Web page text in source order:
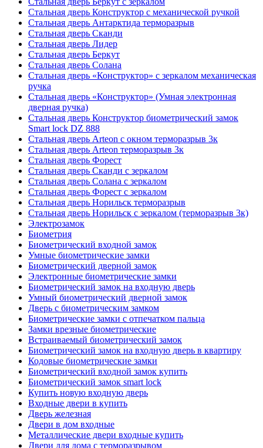
Стальная дверь Конструктор с механической ручкой
Стальная дверь Антарктида терморазрыв
Стальная дверь Сканди
Стальная дверь Лидер
Стальная дверь Беркут
Стальная дверь Солана
Стальная дверь «Конструктор» с зеркалом механическая
ручка
Стальная дверь «Конструктор» (Умная электронная
дверная ручка)
Стальная дверь Конструктор биометрический замок
Smart lock DZ 888
Стальная дверь Arteon с окном терморазрыв 3к
Стальная дверь Arteon терморазрыв 3к
Стальная дверь Форест
Стальная дверь Сканди с зеркалом
Стальная дверь Солана с зеркалом
Стальная дверь Форест с зеркалом
Стальная дверь Норильск терморазрыв
Стальная дверь Норильск с зеркалом (терморазрыв 3к)
Электрозамок
Биометрия
Биометрический входной замок
Умные биометрические замки
Биометрический дверной замок
Электронные биометрические замки
Биометрический замок на входную дверь
Умный биометрический дверной замок
Дверь с биометрическим замком
Биометрические замки с отпечатком пальца
Замки врезные биометрические
Встраиваемый биометрический замок
Биометрический замок на входную дверь в квартиру
Кодовые биометрические замки
Биометрический входной замок купить
Биометрический замок smart lock
Купить новую входную дверь
Входные двери в купить
Дверь железная
Двери в дом входные
Металлические двери входные купить
Двери для дома с терморазрывом